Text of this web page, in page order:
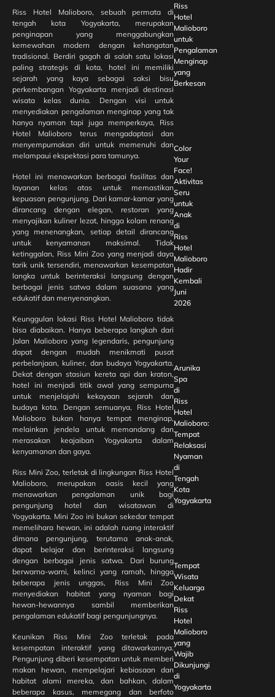
Riss Hotel Malioboro, sebuah permata di
tengah kota Yogyakarta, merupakan
penginapan yang menggabungkan
kemewahan modern dengan kehangatan
tradisional. Berdiri gagah di salah satu lokasi
paling strategis di kota, hotel ini memiliki
sejarah yang kaya sebagai saksi bisu
perkembangan Yogyakarta menjadi destinasi
wisata kelas dunia. Dengan visi untuk
menyediakan pengalaman menginap yang tak
hanya nyaman tapi juga memperkaya, Riss
Hotel Malioboro terus mengadaptasi dan
menyempurnakan diri untuk memenuhi dan
melampaui ekspektasi para tamunya.
Hotel ini menawarkan berbagai fasilitas dan
layanan kelas atas untuk memastikan
kepuasan pengunjung. Dari kamar-kamar yang
dirancang dengan elegan, restoran yang
menyajikan kuliner lezat, hingga kolam renang
yang menenangkan, setiap detail dirancang
untuk kenyamanan maksimal. Tidak
ketinggalan, Riss Mini Zoo yang menjadi daya
tarik unik tersendiri, menawarkan kesempatan
langka untuk berinteraksi langsung dengan
berbagai jenis satwa dalam suasana yang
edukatif dan menyenangkan.
Keunggulan lokasi Riss Hotel Malioboro tidak
bisa diabaikan. Hanya beberapa langkah dari
Jalan Malioboro yang legendaris, pengunjung
dapat dengan mudah menikmati pusat
perbelanjaan, kuliner, dan budaya Yogyakarta.
Dekat dengan stasiun kereta api dan kraton,
hotel ini menjadi titik awal yang sempurna
untuk menjelajahi kekayaan sejarah dan
budaya kota. Dengan semuanya, Riss Hotel
Malioboro bukan hanya tempat menginap,
melainkan jendela untuk memandang dan
merasakan keajaiban Yogyakarta dalam
kenyamanan dan gaya.
Riss Mini Zoo, terletak di lingkungan Riss Hotel
Malioboro, merupakan oasis kecil yang
menawarkan pengalaman unik bagi
pengunjung hotel dan wisatawan di
Yogyakarta. Mini Zoo ini bukan sekedar tempat
memelihara hewan, ini adalah ruang interaktif
dimana pengunjung, terutama anak-anak,
dapat belajar dan berinteraksi langsung
dengan berbagai jenis satwa. Dari burung
berwarna-warni, kelinci yang ramah, hingga
beberapa jenis unggas, Riss Mini Zoo
menyediakan habitat yang nyaman bagi
hewan-hewannya sambil memberikan
pengalaman edukatif bagi pengunjungnya.
Keunikan Riss Mini Zoo terletak pada
kesempatan interaktif yang ditawarkannya.
Pengunjung diberi kesempatan untuk memberi
makan hewan, mempelajari kebiasaan dan
habitat alami mereka, dan bahkan, dalam
beberapa kasus, memegang dan berfoto
Riss
Hotel
Malioboro
untuk
Pengalaman
Menginap
yang
Berkesan
Color
Your
Face!
Aktivitas
Seru
untuk
Anak
di
Riss
Hotel
Malioboro
Hadir
Kembali
Juni
2026
Arunika
Spa
di
Riss
Hotel
Malioboro:
Tempat
Relaksasi
Nyaman
di
Tengah
Kota
Yogyakarta
Tempat
Wisata
Keluarga
Dekat
Riss
Hotel
Malioboro
yang
Wajib
Dikunjungi
di
Yogyakarta